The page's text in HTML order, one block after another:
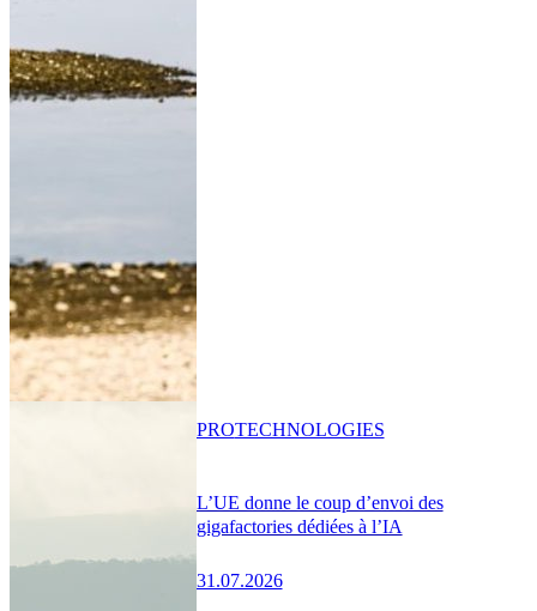
L’UE donne le coup d’envoi des
gigafactories dédiées à l’IA
31.07.2026
PROTECHNOLOGIES